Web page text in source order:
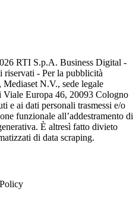
RTI S.p.A. Business Digital -
- Per la pubblicità
N.V., sede legale
Europa 46, 20093 Cologno
e ai dati personali trasmessi e/o
funzionale all’addestramento di
È altresì fatto divieto
di data scraping.